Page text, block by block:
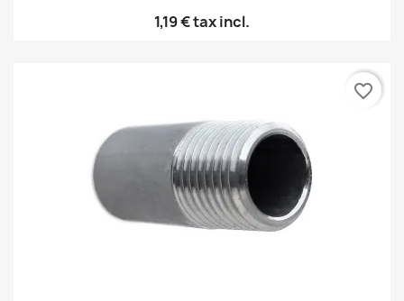
1,19 €tax incl.
favorite_border